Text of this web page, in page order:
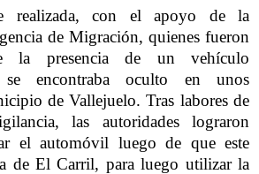
realizada, con el apoyo de la
de Migración, quienes fueron
la presencia de un vehículo
se encontraba oculto en unos
de Vallejuelo. Tras labores de
las autoridades lograron
el automóvil luego de que este
de El Carril, para luego utilizar la